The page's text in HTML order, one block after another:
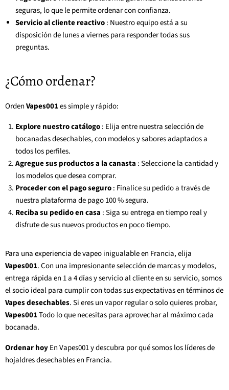
seguras, lo que le permite ordenar con confianza.
Servicio al cliente reactivo: Nuestro equipo está a su
disposición de lunes a viernes para responder todas sus
preguntas.
¿Cómo ordenar?
OrdenVapes001es simple y rápido:
Explore nuestro catálogo: Elija entre nuestra selección de
bocanadas desechables, con modelos y sabores adaptados a
todos los perfiles.
Agregue sus productos a la canasta : Seleccione la cantidad y
los modelos que desea comprar.
Proceder con el pago seguro: Finalice su pedido a través de
nuestra plataforma de pago 100 % segura.
Reciba su pedido en casa : Siga su entrega en tiempo real y
disfrute de sus nuevos productos en poco tiempo.
Para una experiencia de vapeo inigualable en Francia, elija
Vapes001. Con una impresionante selección de marcas y modelos,
entrega rápida en 1 a 4 días y servicio al cliente en su servicio, somos
el socio ideal para cumplir con todas sus expectativas en términos de
Vapes desechables. Si eres un vapor regular o solo quieres probar,
Vapes001Todo lo que necesitas para aprovechar al máximo cada
bocanada.
Ordenar hoyEn Vapes001 y descubra por qué somos los líderes de
hojaldres desechables en Francia.